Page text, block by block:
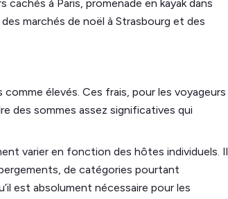
à Paris, promenade en kayak dans
marchés de noël à Strasbourg et des
élevés. Ces frais, pour les voyageurs
des sommes assez significatives qui
varier en fonction des hôtes individuels. Il
de catégories pourtant
est absolument nécessaire pour les